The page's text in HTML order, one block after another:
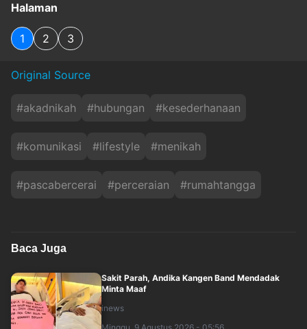
Halaman
1 2 3
Original Source
#akadnikah #hubungan #kesederhanaan
#komunikasi #lifestyle #menikah
#pascabercerai #perceraian #rumahtangga
Baca Juga
Sakit Parah, Andika Kangen Band Mendadak
Minta Maaf
inews